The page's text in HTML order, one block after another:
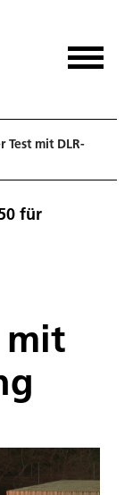
Test mit DLR-
für
mit